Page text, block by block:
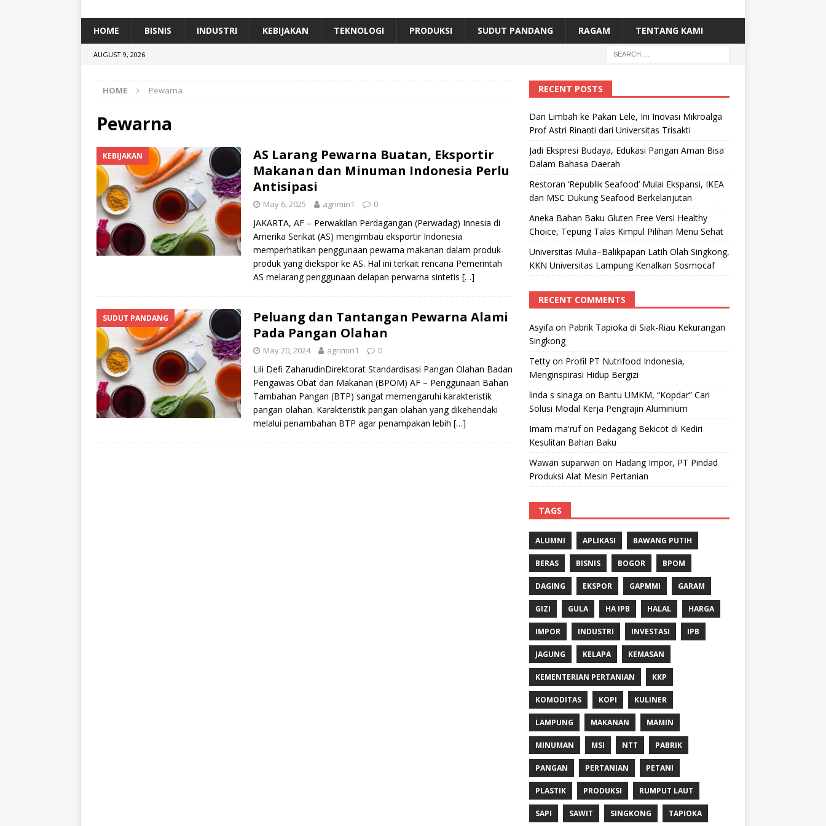
[ July 11, 2026 ] Dari Limbah ke Pakan Lele, Ini Inovasi Mikroalga Prof Astri Rinanti dari Universitas Trisakti
HOME BISNIS INDUSTRI KEBIJAKAN TEKNOLOGI PRODUKSI SUDUT PANDANG RAGAM TENTANG KAMI
AUGUST 9, 2026
HOME Pewarna
Pewarna
KEBIJAKAN
AS Larang Pewarna Buatan, Eksportir
Makanan dan Minuman Indonesia Perlu
Antisipasi
May 6, 2025 agrimin1 0
JAKARTA, AF – Perwakilan Perdagangan (Perwadag) Innesia di
Amerika Serikat (AS) mengimbau eksportir Indonesia
memperhatikan penggunaan pewarna makanan dalam produk-
produk yang diekspor ke AS. Hal ini terkait rencana Pemerintah
AS melarang penggunaan delapan perwarna sintetis […]
SUDUT PANDANG
Peluang dan Tantangan Pewarna Alami
Pada Pangan Olahan
May 20, 2024 agrimin1 0
Lili Defi ZaharudinDirektorat Standardisasi Pangan Olahan Badan
Pengawas Obat dan Makanan (BPOM) AF – Penggunaan Bahan
Tambahan Pangan (BTP) sangat memengaruhi karakteristik
pangan olahan. Karakteristik pangan olahan yang dikehendaki
melalui penambahan BTP agar penampakan lebih […]
RECENT POSTS
Dari Limbah ke Pakan Lele, Ini Inovasi Mikroalga
Prof Astri Rinanti dari Universitas Trisakti
Jadi Ekspresi Budaya, Edukasi Pangan Aman Bisa
Dalam Bahasa Daerah
Restoran ‘Republik Seafood’ Mulai Ekspansi, IKEA
dan MSC Dukung Seafood Berkelanjutan
Aneka Bahan Baku Gluten Free Versi Healthy
Choice, Tepung Talas Kimpul Pilihan Menu Sehat
Universitas Mulia–Balikpapan Latih Olah Singkong,
KKN Universitas Lampung Kenalkan Sosmocaf
RECENT COMMENTS
Asyifa on Pabrik Tapioka di Siak-Riau Kekurangan
Singkong
Tettyon Profil PT Nutrifood Indonesia,
Menginspirasi Hidup Bergizi
linda s sinaga on Bantu UMKM, “Kopdar” Cari
Solusi Modal Kerja Pengrajin Aluminium
Imam ma'rufon Pedagang Bekicot di Kediri
Kesulitan Bahan Baku
Wawan suparwan on Hadang Impor, PT Pindad
Produksi Alat Mesin Pertanian
TAGS
ALUMNI APLIKASI BAWANG PUTIH
BERAS BISNIS BOGOR BPOM
DAGING EKSPOR GAPMMI GARAM
GIZI GULA HA IPB HALAL HARGA
IMPOR INDUSTRI INVESTASI IPB
JAGUNG KELAPA KEMASAN
KEMENTERIAN PERTANIAN KKP
KOMODITAS KOPI KULINER
LAMPUNG MAKANAN MAMIN
MINUMAN MSI NTT PABRIK
PANGAN PERTANIAN PETANI
PLASTIK PRODUKSI RUMPUT LAUT
SAPI SAWIT SINGKONG TAPIOKA